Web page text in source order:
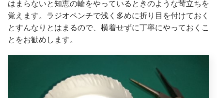
はまらないと知恵の輪をやっているときのような苛立ちを
覚えます。ラジオペンチで浅く多めに折り目を付けておく
とすんなりとはまるので、横着せずに丁寧にやっておくこ
とをお勧めします。